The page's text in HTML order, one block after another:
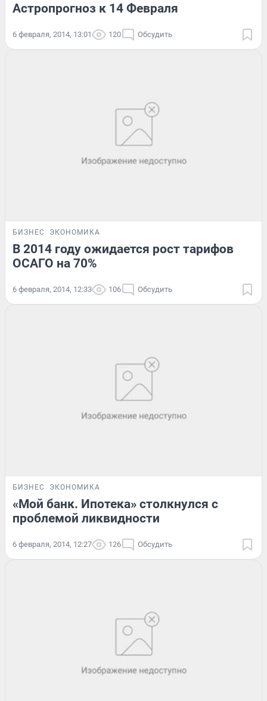
Астропрогноз к 14 Февраля
6 февраля, 2014, 13:01 120 Обсудить
БИЗНЕС ЭКОНОМИКА
В 2014 году ожидается рост тарифов
ОСАГО на 70%
6 февраля, 2014, 12:33 106 Обсудить
БИЗНЕС ЭКОНОМИКА
«Мой банк. Ипотека» столкнулся с
проблемой ликвидности
6 февраля, 2014, 12:27 126 Обсудить